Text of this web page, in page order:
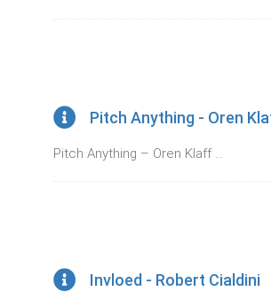
Pitch Anything - Oren
Pitch Anything – Oren Klaff ...
Invloed - Robert Cialdini